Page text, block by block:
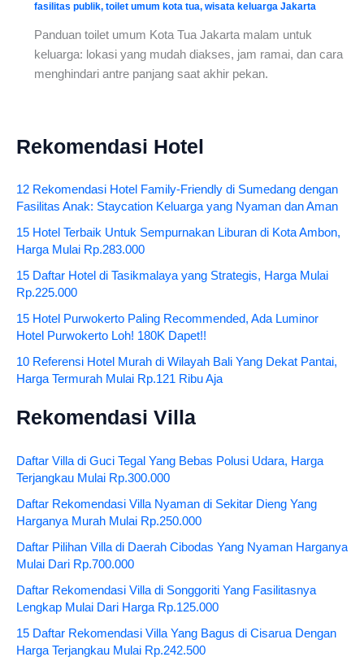
fasilitas publik, toilet umum kota tua, wisata keluarga Jakarta
Panduan toilet umum Kota Tua Jakarta malam untuk
keluarga: lokasi yang mudah diakses, jam ramai, dan cara
menghindari antre panjang saat akhir pekan.
Rekomendasi Hotel
12 Rekomendasi Hotel Family-Friendly di Sumedang dengan
Fasilitas Anak: Staycation Keluarga yang Nyaman dan Aman
15 Hotel Terbaik Untuk Sempurnakan Liburan di Kota Ambon,
Harga Mulai Rp.283.000
15 Daftar Hotel di Tasikmalaya yang Strategis, Harga Mulai
Rp.225.000
15 Hotel Purwokerto Paling Recommended, Ada Luminor
Hotel Purwokerto Loh! 180K Dapet!!
10 Referensi Hotel Murah di Wilayah Bali Yang Dekat Pantai,
Harga Termurah Mulai Rp.121 Ribu Aja
Rekomendasi Villa
Daftar Villa di Guci Tegal Yang Bebas Polusi Udara, Harga
Terjangkau Mulai Rp.300.000
Daftar Rekomendasi Villa Nyaman di Sekitar Dieng Yang
Harganya Murah Mulai Rp.250.000
Daftar Pilihan Villa di Daerah Cibodas Yang Nyaman Harganya
Mulai Dari Rp.700.000
Daftar Rekomendasi Villa di Songgoriti Yang Fasilitasnya
Lengkap Mulai Dari Harga Rp.125.000
15 Daftar Rekomendasi Villa Yang Bagus di Cisarua Dengan
Harga Terjangkau Mulai Rp.242.500